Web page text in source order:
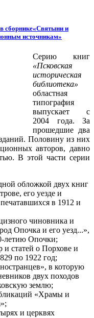
сборнике«Святыни и
источникам»
Серию книг
«Псковская
историческая
библиотека»
облас­тная
типография
выпускает с
2004 года. За
прошедшие два
Половину из них
авторов, дав­но
В этой части се­рии
обложкой двух книг
его уезде и
в 1912 и
чиновника и
Опочка и его уезд...»,
летию Опочки;
и статей о Порхове и
по 1922 год;
в которую
двух походов
землю;
«Храмы и
и церквях